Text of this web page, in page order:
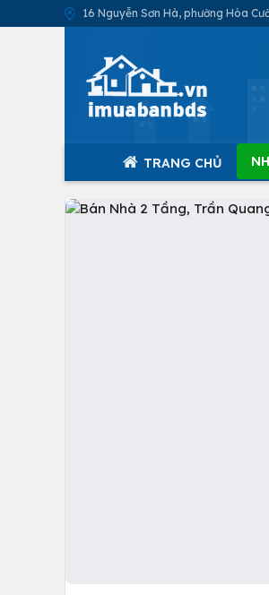
16 Nguyễn Sơn Hà, phường Hòa
TRANG CHỦ